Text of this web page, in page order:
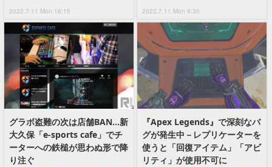
2022.7.11 Mon 16:15 2022.7.11 Mon 9:30
グラボ盗難の次は店舗BAN…新
大久保「e-sports cafe」でチ
ーターへの鉄槌が思わぬ形で降
り注ぐ
『Apex Legends』で深刻なバ
グが発生中－レプリケーターを
使うと「回復アイテム」「アビ
リティ」が使用不可に